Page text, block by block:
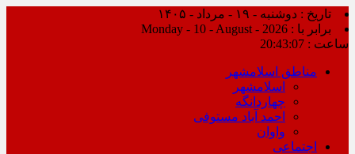
تاریخ : دوشنبه - ۱۹ - مرداد - ۱۴۰۵
برابر با : Monday - 10 - August - 2026
ساعت : 20:43:07
مناطق اسلامشهر
اسلامشهر
چهاردانگه
احمد آباد مستوفی
واوان
اجتماعی